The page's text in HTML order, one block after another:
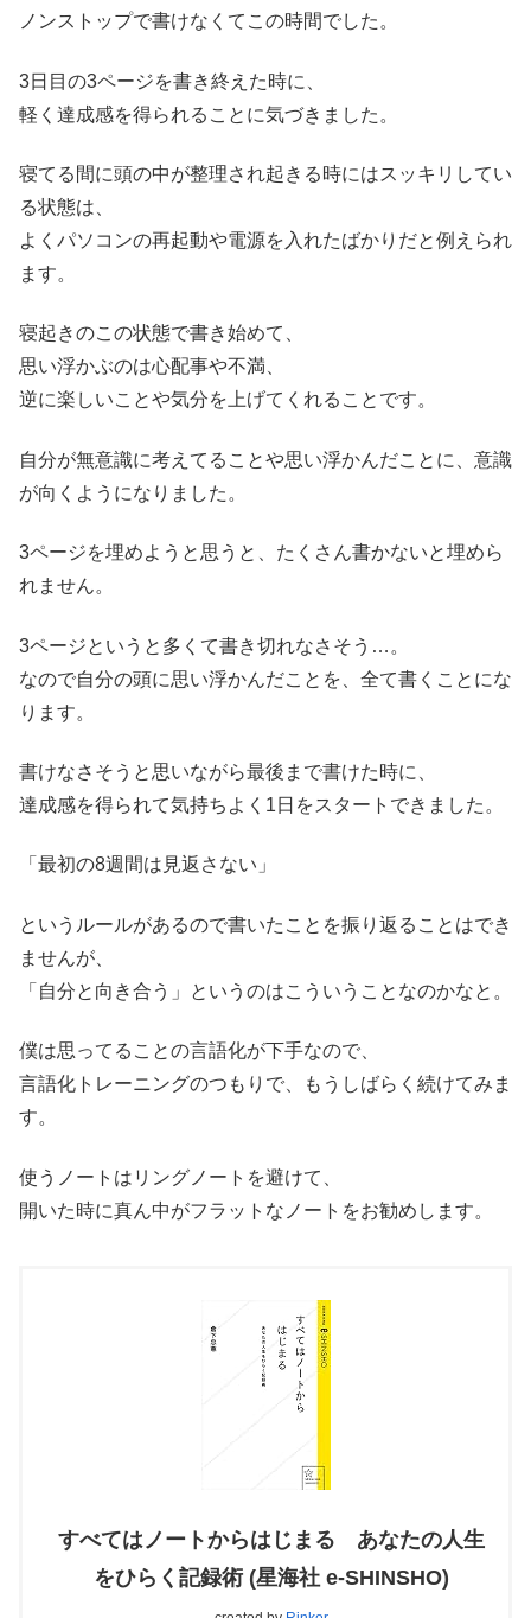
ノンストップで書けなくてこの時間でした。
3日目の3ページを書き終えた時に、
軽く達成感を得られることに気づきました。
寝てる間に頭の中が整理され起きる時にはスッキリしてい
る状態は、
よくパソコンの再起動や電源を入れたばかりだと例えられ
ます。
寝起きのこの状態で書き始めて、
思い浮かぶのは心配事や不満、
逆に楽しいことや気分を上げてくれることです。
自分が無意識に考えてることや思い浮かんだことに、意識
が向くようになりました。
3ページを埋めようと思うと、たくさん書かないと埋めら
れません。
3ページというと多くて書き切れなさそう…。
なので自分の頭に思い浮かんだことを、全て書くことにな
ります。
書けなさそうと思いながら最後まで書けた時に、
達成感を得られて気持ちよく1日をスタートできました。
「最初の8週間は見返さない」
というルールがあるので書いたことを振り返ることはでき
ませんが、
「自分と向き合う」というのはこういうことなのかなと。
僕は思ってることの言語化が下手なので、
言語化トレーニングのつもりで、もうしばらく続けてみま
す。
使うノートはリングノートを避けて、
開いた時に真ん中がフラットなノートをお勧めします。
すべてはノートからはじまる あなたの人生
をひらく記録術 (星海社 e-SHINSHO)